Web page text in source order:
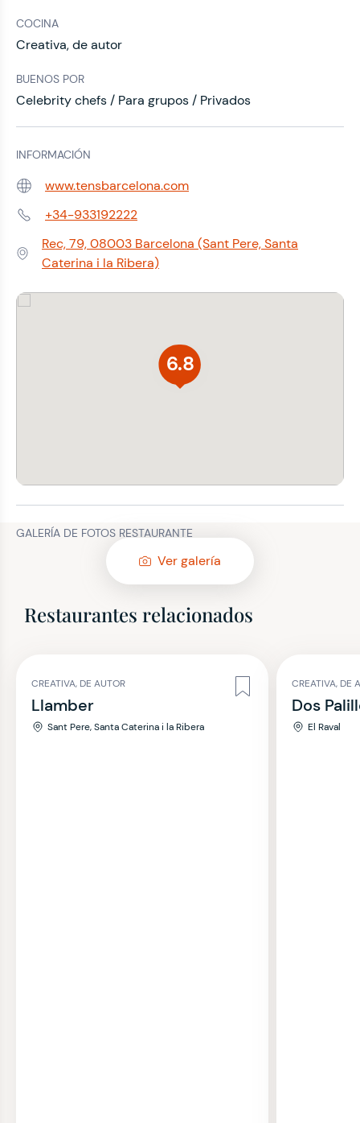
COCINA
Creativa, de autor
BUENOS POR
Celebrity chefs / Para grupos / Privados
INFORMACIÓN
Web: www.tensbarcelona.com
Teléfono:+34-933192222
Dirección:
Rec, 79, 08003 Barcelona (Sant Pere, Santa
Caterina i la Ribera)
6.8
GALERÍA DE FOTOS RESTAURANTE
Ver galería
Restaurantes relacionados
CREATIVA, DE AUTOR
Llamber
Sant Pere, Santa Caterina i la Ribera
CREATIVA, DE
Dos
El Raval